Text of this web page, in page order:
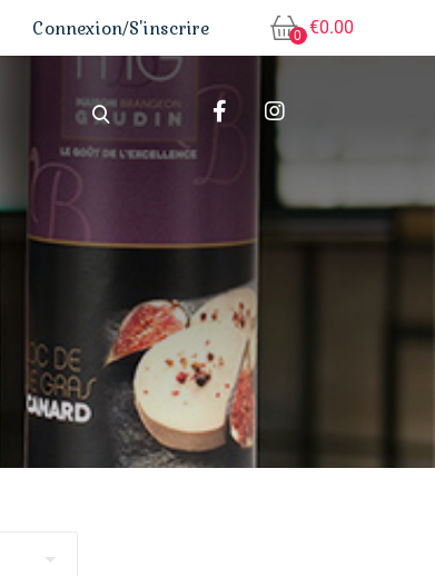
Connexion/S'inscrire 0 €0.00